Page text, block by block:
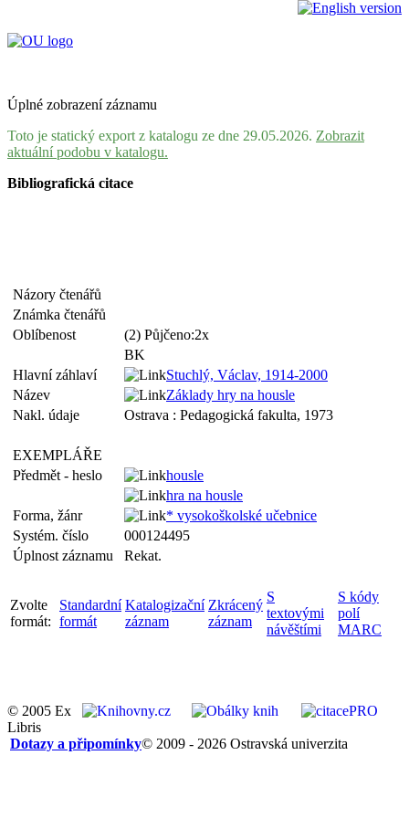
Úplné zobrazení záznamu
Toto je statický export z katalogu ze dne 29.05.2026. Zobrazit
aktuální podobu v katalogu.
Bibliografická citace
Názory čtenářů
Známka čtenářů
Oblíbenost
(2) Půjčeno:2x
BK
Hlavní záhlaví
Stuchlý, Václav, 1914-2000
Název
Základy hry na housle
Nakl. údaje
Ostrava : Pedagogická fakulta, 1973
EXEMPLÁŘE
Předmět - heslo
housle
hra na housle
Forma, žánr
* vysokoškolské učebnice
Systém. číslo
000124495
Úplnost záznamu
Rekat.
Zvolte
formát:
Standardní
formát
Katalogizační
záznam
Zkrácený
záznam
S
textovými
návěštími
S kódy
polí
MARC
© 2005 Ex
Libris
© 2009 - 2026 Ostravská univerzita
Dotazy a připomínky